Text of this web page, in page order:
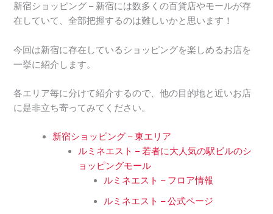
新宿ショッピング – 新宿には数多くの百貨店やモールが存
在していて、全部把握するのは難しいかと思います！
今回は新宿に存在しているショッピングを楽しめるお店を
一挙に紹介します。
各エリア毎に分けて紹介するので、他の目的地と近いお店
に是非立ち寄ってみてください。
新宿ショッピング – 東エリア
ルミネエスト – 若者に大人気の駅ビルのシ
ョッピングモール
ルミネエスト – フロア情報
ルミネエスト – 公式ページ